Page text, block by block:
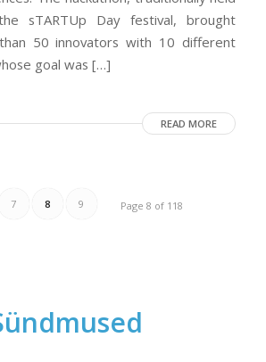
sTARTUp Day festival, brought
50 innovators with 10 different
goal was […]
READ MORE
Page 8 of 118
7 8 9